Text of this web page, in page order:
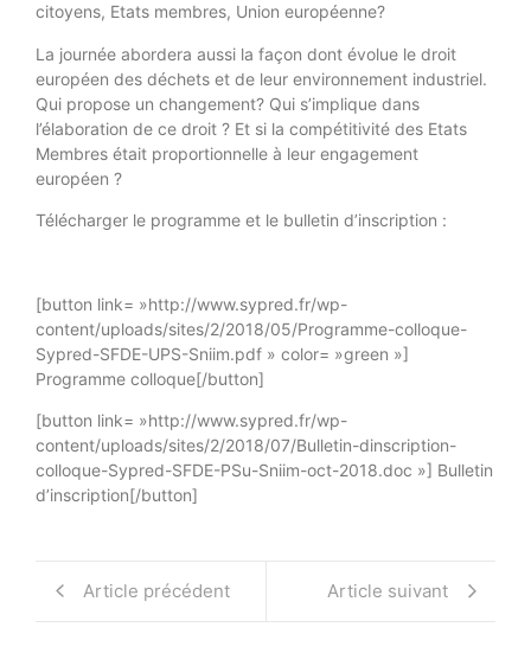
citoyens, Etats membres, Union européenne?
La journée abordera aussi la façon dont évolue le droit
européen des déchets et de leur environnement industriel.
Qui propose un changement? Qui s’implique dans
l’élaboration de ce droit ? Et si la compétitivité des Etats
Membres était proportionnelle à leur engagement
européen ?
Télécharger le programme et le bulletin d’inscription :
[button link= »http://www.sypred.fr/wp-
content/uploads/sites/2/2018/05/Programme-colloque-
Sypred-SFDE-UPS-Sniim.pdf » color= »green »]
Programme colloque[/button]
[button link= »http://www.sypred.fr/wp-
content/uploads/sites/2/2018/07/Bulletin-dinscription-
colloque-Sypred-SFDE-PSu-Sniim-oct-2018.doc »] Bulletin
d’inscription[/button]
Article précédent Article suivant